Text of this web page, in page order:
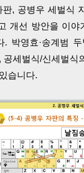
, 공병우 세벌식
개선 방안을 이야
. 박영효·송계범
공세벌식/신세벌식
습니다.